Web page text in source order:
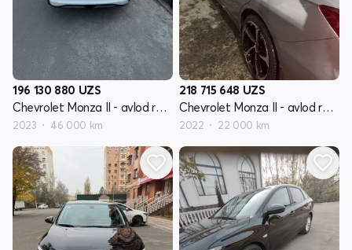
196 130 880 UZS
Chevrolet Monza II - avlod restyling
2023 46 000 km
218 715 648 UZS
Chevrolet Monza II - avlod restyling
2022 22 000 km